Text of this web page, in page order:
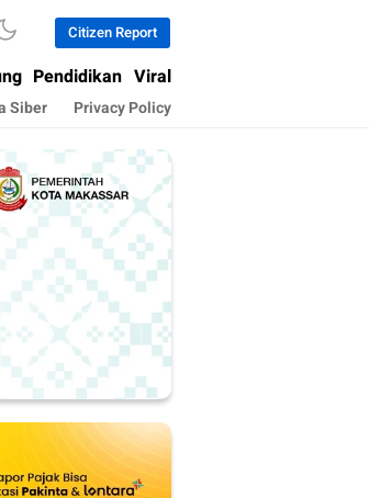
Citizen Report
Pendidikan Viral
Siber Privacy Policy